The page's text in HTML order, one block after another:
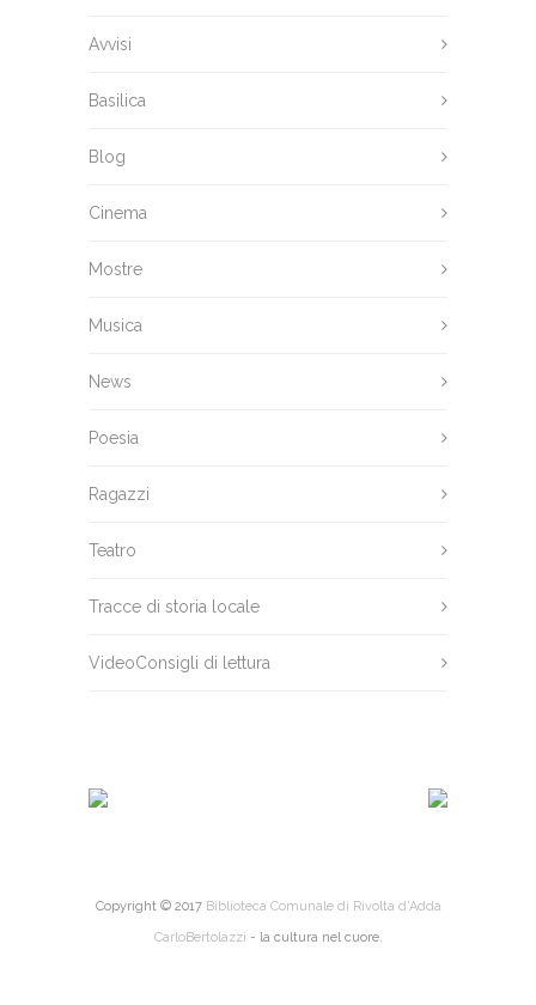
Avvisi
Basilica
Blog
Cinema
Mostre
Musica
News
Poesia
Ragazzi
Teatro
Tracce di storia locale
VideoConsigli di lettura
Copyright © 2017 Biblioteca Comunale di Rivolta d'Adda
CarloBertolazzi - la cultura nel cuore.